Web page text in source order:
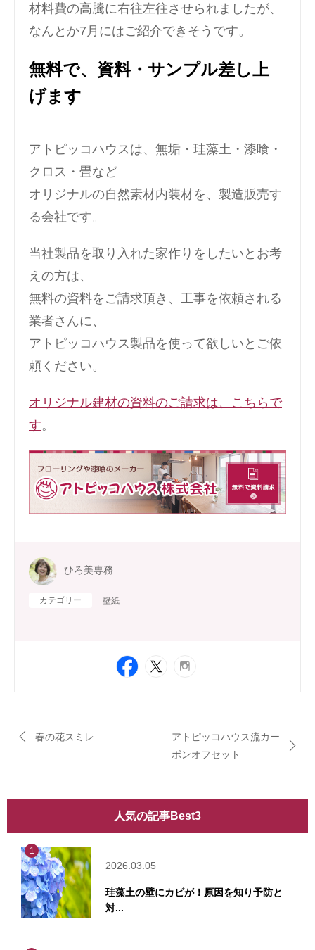
材料費の高騰に右往左往させられましたが、
なんとか7月にはご紹介できそうです。
無料で、資料・サンプル差し上
げます
アトピッコハウスは、無垢・珪藻土・漆喰・
クロス・畳など
オリジナルの自然素材内装材を、製造販売す
る会社です。
当社製品を取り入れた家作りをしたいとお考
えの方は、
無料の資料をご請求頂き、工事を依頼される
業者さんに、
アトピッコハウス製品を使って欲しいとご依
頼ください。
オリジナル建材の資料のご請求は、こちらで
す。
ひろ美専務
カテゴリー 壁紙
春の花スミレ
アトピッコハウス流カー
ボンオフセット
人気の記事Best3
1
2026.03.05
珪藻土の壁にカビが！原因を知り予防と
対...